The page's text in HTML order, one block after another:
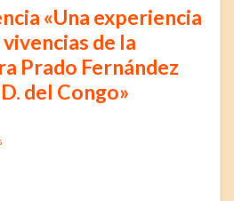
«Una experiencia
de la
Prado Fernández
del Congo»